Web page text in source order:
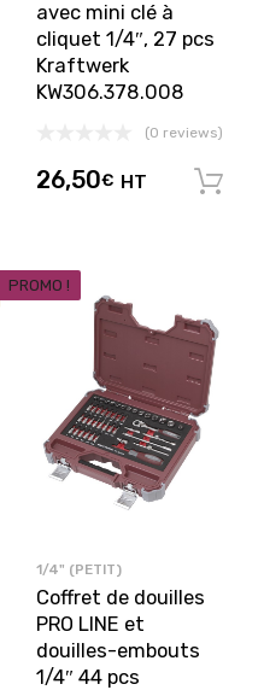
Ajouter au panier
avec mini clé à
cliquet 1/4″, 27 pcs
Kraftwerk
KW306.378.008
(0 reviews)
26,50€ HT
PROMO !
1/4" (PETIT)
Coffret de douilles
PRO LINE et
douilles-embouts
1/4″ 44 pcs